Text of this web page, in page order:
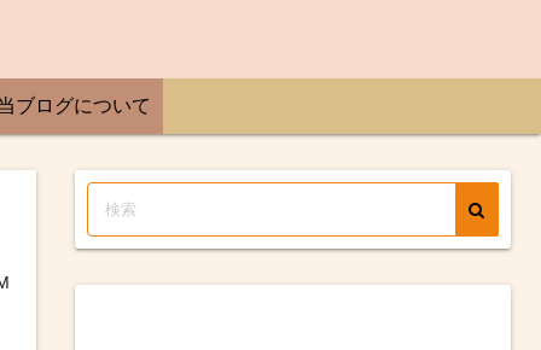
ブログについて